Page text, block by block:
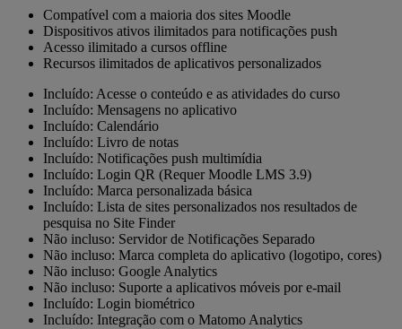
Compatível com a maioria dos sites Moodle
Dispositivos ativos ilimitados para notificações push
Acesso ilimitado a cursos offline
Recursos ilimitados de aplicativos personalizados
Incluído: Acesse o conteúdo e as atividades do curso
Incluído: Mensagens no aplicativo
Incluído: Calendário
Incluído: Livro de notas
Incluído: Notificações push multimídia
Incluído: Login QR (Requer Moodle LMS 3.9)
Incluído: Marca personalizada básica
Incluído: Lista de sites personalizados nos resultados de
pesquisa no Site Finder
Não incluso: Servidor de Notificações Separado
Não incluso: Marca completa do aplicativo (logotipo, cores)
Não incluso: Google Analytics
Não incluso: Suporte a aplicativos móveis por e-mail
Incluído: Login biométrico
Incluído: Integração com o Matomo Analytics